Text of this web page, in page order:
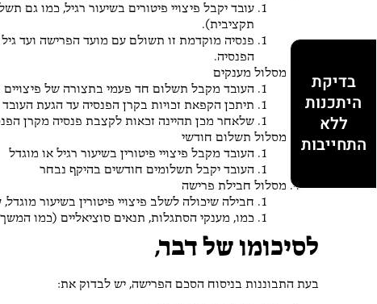
בדיקת
היתכנות
ללא
התחייבות
עובד יקבל פיצויי פיטורים בשיעור רגיל, כמו גם
תקציבית).
פנסיה מוקדמת זו תשולם עם מועד הפרישה ועד
הפנסיה.
מסלול מענקים
העובד מקבל תשלום חד פעמי בתצורה של פיצויים
תיתכן הקפאת זכויות בקרן הפנסיה עד הגעת
שלאחר מכן תהיינה זכאות לקצבת פנסיה מקרן
מסלול תשלום חודשי
העובד מקבל פיצויי פיטורין בשיעור רגיל או מוגדל
העובד יקבל תשלומים חודשים בהיקף נבחר
מסלול חבילת פרישה
חבילה שיכולה לשלב פיצויי פיטורין בשיעור
כמו, מענקי הסתגלות, תנאים סוציאליים (כמו
לסיכומו של דבר,
בעת התבוננות בניסוח הסכם הפרישה, יש לבדוק את: